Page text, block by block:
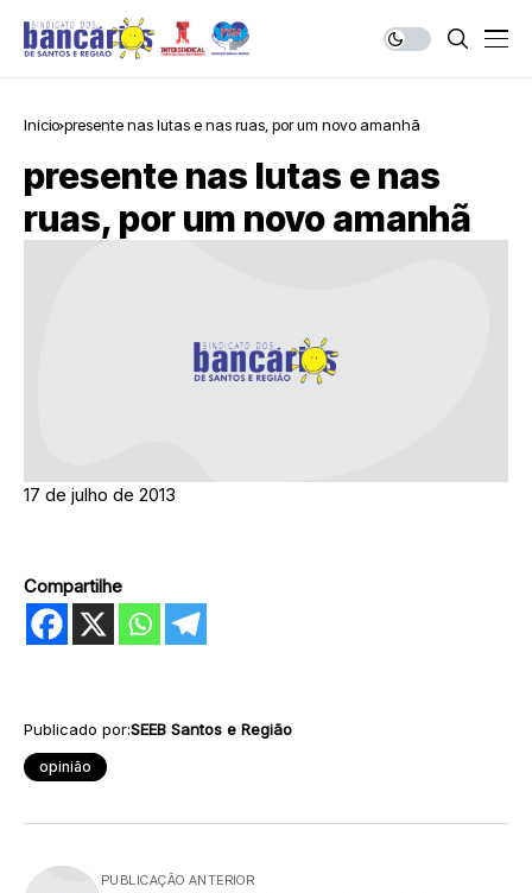
Início presente nas lutas e nas ruas, por um novo amanhã
presente nas lutas e nas
ruas, por um novo amanhã
17 de julho de 2013
Compartilhe
Publicado por:SEEB Santos e Região
opinião
PUBLICAÇÃO ANTERIOR